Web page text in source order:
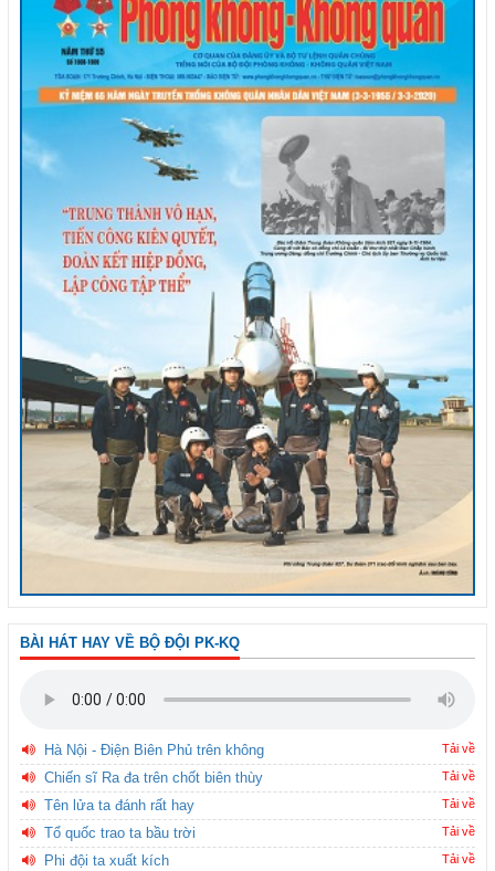
BÀI HÁT HAY VỀ BỘ ĐỘI PK-KQ
Hà Nội - Điện Biên Phủ trên không Tải về
Chiến sĩ Ra đa trên chốt biên thùy Tải về
Tên lửa ta đánh rất hay Tải về
Tổ quốc trao ta bầu trời Tải về
Phi đội ta xuất kích Tải về